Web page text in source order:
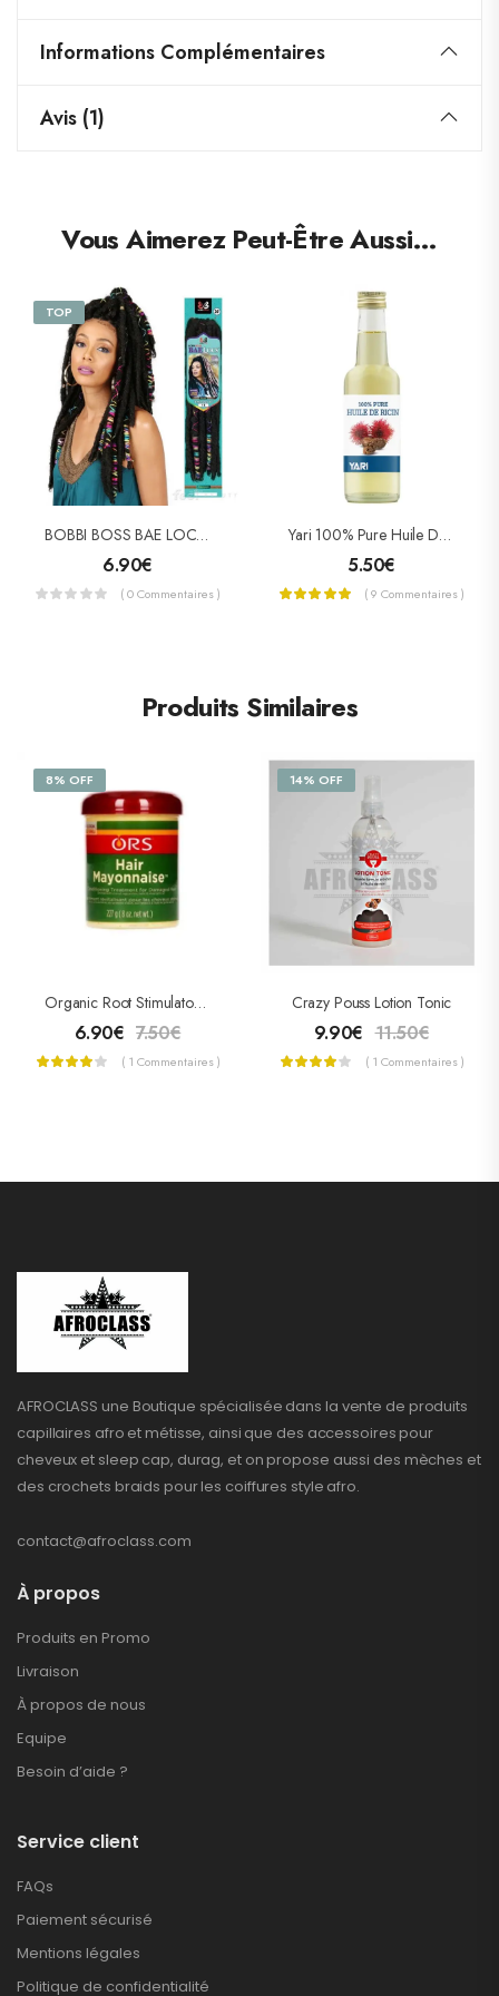
Informations Complémentaires
Avis (1)
Vous Aimerez Peut-Être Aussi…
TOP
BOBBI BOSS BAE LOCS 20″
6.90€
( 0 Commentaires )
Yari 100% Pure Huile De Ricin (Castor Oil) 250 ML
5.50€
( 9 Commentaires )
Produits Similaires
8% OFF
Organic Root Stimulator Traitement Hair Mayonnaise 227g
6.90€ 7.50€
( 1 Commentaires )
14% OFF
Crazy Pouss Lotion Tonic
9.90€ 11.50€
( 1 Commentaires )
AFROCLASS une Boutique spécialisée dans la vente de produits
capillaires afro et métisse, ainsi que des accessoires pour
cheveux et sleep cap, durag, et on propose aussi des mèches et
des crochets braids pour les coiffures style afro.
contact@afroclass.com
À propos
Produits en Promo
Livraison
À propos de nous
Equipe
Besoin d’aide ?
Service client
FAQs
Paiement sécurisé
Mentions légales
Politique de confidentialité